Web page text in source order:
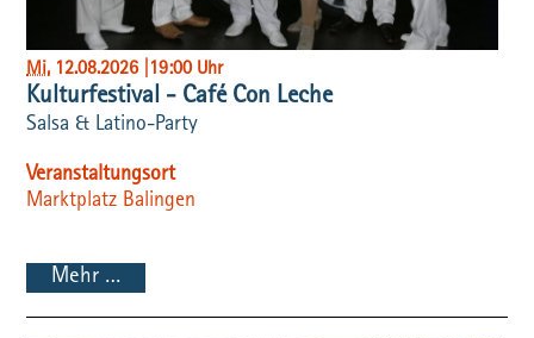
Mi, 12.08.2026 19:00 Uhr
Kulturfestival - Café Con Leche
Salsa & Latino-Party
Veranstaltungsort
Marktplatz Balingen
Mehr …